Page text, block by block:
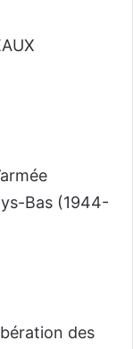
Bas (1944-
des